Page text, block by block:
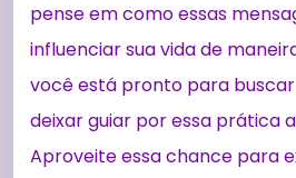
pense em como essas
influenciar sua vida de
você está pronto para
deixar guiar por essa prática
Aproveite essa chance para